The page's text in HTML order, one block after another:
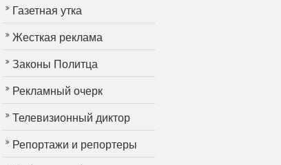
Газетная утка
Жесткая реклама
Законы Политца
Рекламный очерк
Телевизионный диктор
Репортажи и репортеры